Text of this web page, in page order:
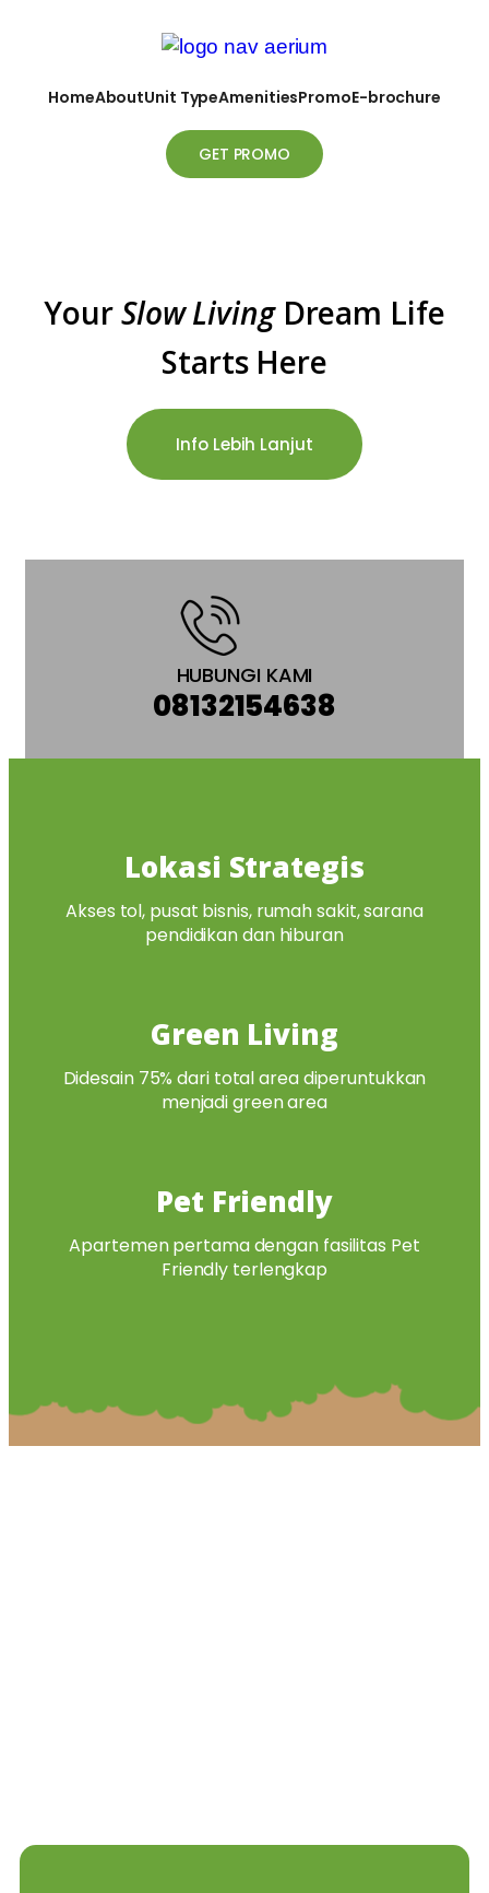
HomeAboutUnit TypeAmenitiesPromoE-brochure
GET PROMO
YourSlow LivingDream Life
Starts Here
Info Lebih Lanjut
HUBUNGI KAMI
08132154638
Lokasi Strategis
Akses tol, pusat bisnis, rumah sakit, sarana
pendidikan dan hiburan
Green Living
Didesain 75% dari total area diperuntukkan
menjadi green area
Pet Friendly
Apartemen pertama dengan fasilitas Pet
Friendly terlengkap